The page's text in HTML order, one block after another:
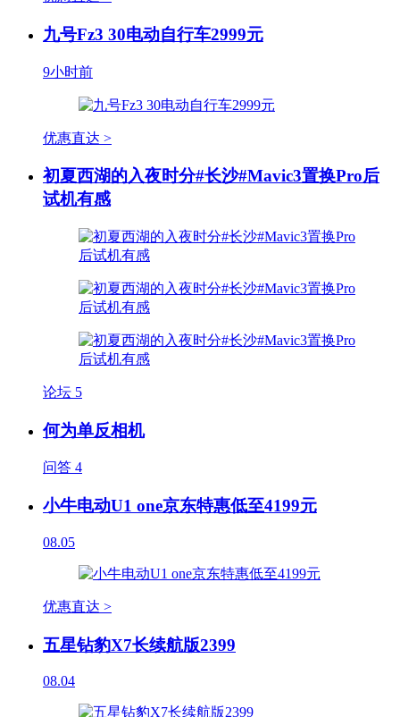
九号Fz3 30电动自行车2999元
9小时前
优惠直达 >
初夏西湖的入夜时分#长沙#Mavic3置换Pro后
试机有感
论坛 5
何为单反相机
问答 4
小牛电动U1 one京东特惠低至4199元
08.05
优惠直达 >
五星钻豹X7长续航版2399
08.04